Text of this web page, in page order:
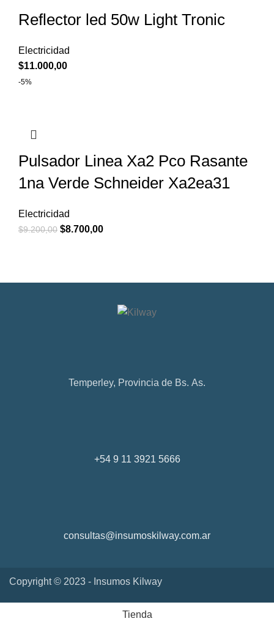
Reflector led 50w Light Tronic
Electricidad
$11.000,00
-5%
Pulsador Linea Xa2 Pco Rasante
1na Verde Schneider Xa2ea31
Electricidad
$9.200,00 $8.700,00
Temperley, Provincia de Bs. As.
+54 9 11 3921 5666
consultas@insumoskilway.com.ar
Copyright © 2023 - Insumos Kilway
Tienda